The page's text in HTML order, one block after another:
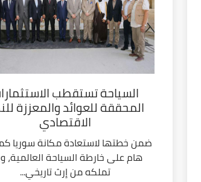
السياحة تستقطب
المحققة للعوائد والمعززة
الاقتصادي
ضمن خطتها لاستعادة مكانة سوريا
هام على خارطة السياحة العالمية،
تملكه من إرث تاريخي...